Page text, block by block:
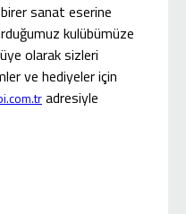
sanat eserine
kulübümüze
olarak sizleri
ve hediyeler için
adresiyle